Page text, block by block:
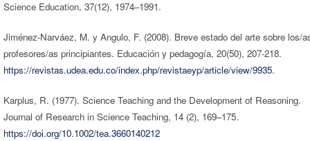
Science Education, 37(12), 1974–1991.
Jiménez-Narváez, M. y Angulo, F. (2008). Breve estado del arte sobre los/
profesores/as principiantes. Educación y pedagogía, 20(50), 207-218.
https://revistas.udea.edu.co/index.php/revistaeyp/article/view/9935.
Karplus, R. (1977). Science Teaching and the Development of Reasoning.
Journal of Research in Science Teaching, 14 (2), 169–175.
https://doi.org/10.1002/tea.3660140212